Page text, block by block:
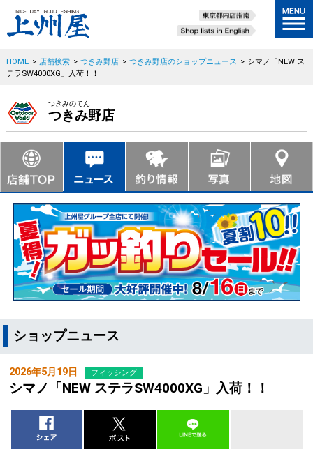
HOME > 店舗検索 > つきみ野店 > つきみ野店のショップニュース > シマノ「NEW ス
テラSW4000XG」入荷！！
つきみのてん
つきみ野店
ショップニュース
2026年5月19日 フィッシング
シマノ「NEW ステラSW4000XG」入荷！！